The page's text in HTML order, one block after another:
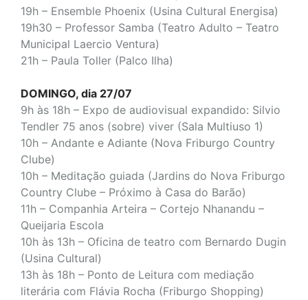
19h – Ensemble Phoenix (Usina Cultural Energisa)
19h30 – Professor Samba (Teatro Adulto – Teatro
Municipal Laercio Ventura)
21h – Paula Toller (Palco Ilha)
DOMINGO, dia 27/07
9h às 18h – Expo de audiovisual expandido: Silvio
Tendler 75 anos (sobre) viver (Sala Multiuso 1)
10h – Andante e Adiante (Nova Friburgo Country
Clube)
10h – Meditação guiada (Jardins do Nova Friburgo
Country Clube – Próximo à Casa do Barão)
11h – Companhia Arteira – Cortejo Nhanandu –
Queijaria Escola
10h às 13h – Oficina de teatro com Bernardo Dugin
(Usina Cultural)
13h às 18h – Ponto de Leitura com mediação
literária com Flávia Rocha (Friburgo Shopping)